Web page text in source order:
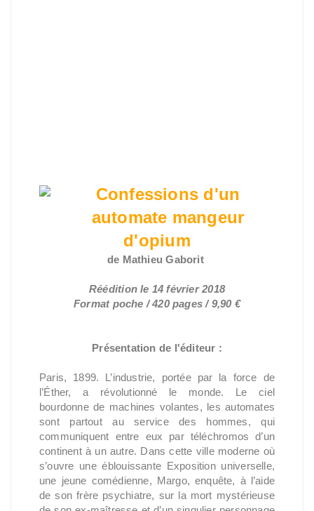
Confessions d'un
automate mangeur
d'opium
de Mathieu Gaborit
Réédition le 14 février 2018
Format poche / 420 pages / 9,90 €
Présentation de l'éditeur :
Paris, 1899. L’industrie, portée par la force de
l’Éther, a révolutionné le monde. Le ciel
bourdonne de machines volantes, les automates
sont partout au service des hommes, qui
communiquent entre eux par téléchromos d’un
continent à un autre. Dans cette ville moderne où
s’ouvre une éblouissante Exposition universelle,
une jeune comédienne, Margo, enquête, à l’aide
de son frère psychiatre, sur la mort mystérieuse